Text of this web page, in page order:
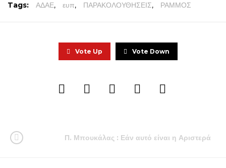
Tags: ΑΔΑΕ, ευπ, ΠΑΡΑΚΟΛΟΥΘΗΣΕΙΣ, ΡΑΜΜΟΣ
Vote Up Vote Down
Π. Μπουκάλας : Εάν αυτό είναι η Αριστερά